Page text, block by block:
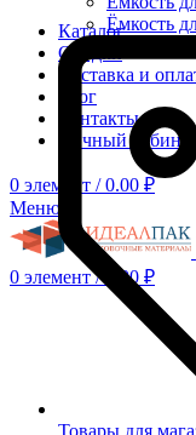
Каталог
Скидки
Доставка и
Блог
Контакты
Личный кабинет
0 элемент / 0.00 ₽
Меню
0 элемент / 0.00 ₽
Ёмкость
Товары для